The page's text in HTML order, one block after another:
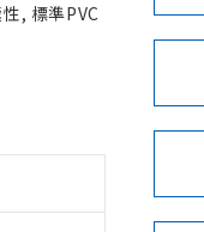
, 標準PVC